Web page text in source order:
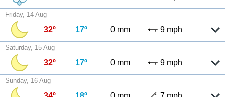
Friday, 14 Aug
32º 17º 0 mm 9 mph
Saturday, 15 Aug
32º 17º 0 mm 9 mph
Sunday, 16 Aug
34º 18º 0 mm 7 mph